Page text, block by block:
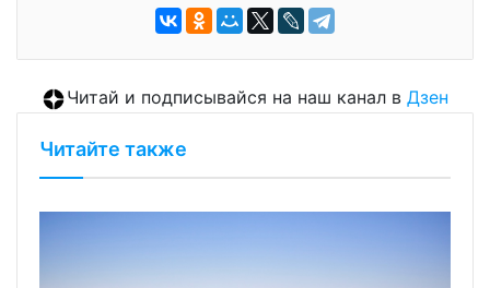
Читай и подписывайся на наш канал в Дзен
Читайте также